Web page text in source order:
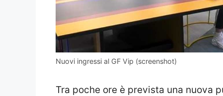
Nuovi ingressi al GF Vip (screenshot)
Tra poche ore è prevista una nuova